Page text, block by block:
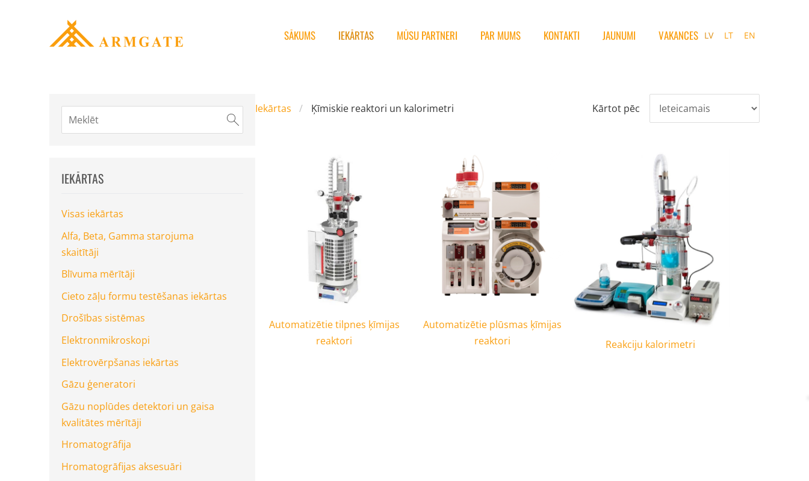
SĀKUMS IEKĀRTAS MŪSU PARTNERI PAR MUMS KONTAKTI JAUNUMI VAKANCES LV LT EN
IEKĀRTAS
Visas iekārtas
Alfa, Beta, Gamma starojuma
skaitītāji
Blīvuma mērītāji
Cieto zāļu formu testēšanas iekārtas
Drošības sistēmas
Elektronmikroskopi
Elektrovērpšanas iekārtas
Gāzu ģeneratori
Gāzu noplūdes detektori un gaisa
kvalitātes mērītāji
Hromatogrāfija
Hromatogrāfijas aksesuāri
Iekārtas Ķīmiskie reaktori un kalorimetri Kārtot pēc
Automatizētie tilpnes ķīmijas
reaktori
Automatizētie plūsmas ķīmijas
reaktori
Reakciju kalorimetri